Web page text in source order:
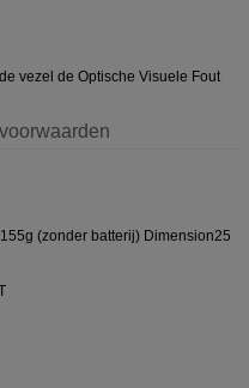
vezel de Optische Visuele Fout
(zonder batterij) Dimension25